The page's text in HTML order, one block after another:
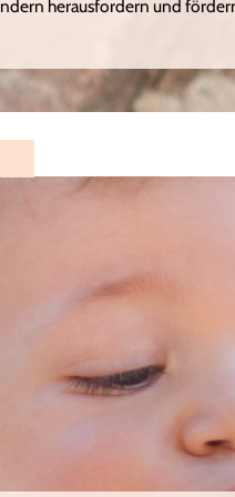
herausfordern und